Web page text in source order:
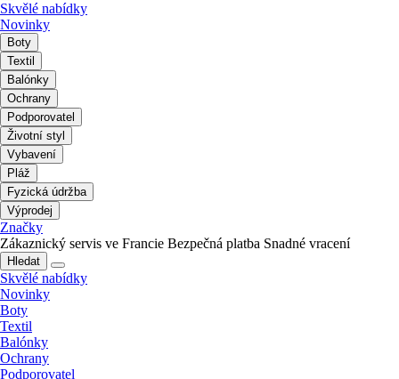
Skvělé nabídky
Novinky
Boty
Textil
Balónky
Ochrany
Podporovatel
Životní styl
Vybavení
Pláž
Fyzická údržba
Výprodej
Značky
Zákaznický servis ve Francie Bezpečná platba Snadné vracení
Hledat
Skvělé nabídky
Novinky
Boty
Textil
Balónky
Ochrany
Podporovatel